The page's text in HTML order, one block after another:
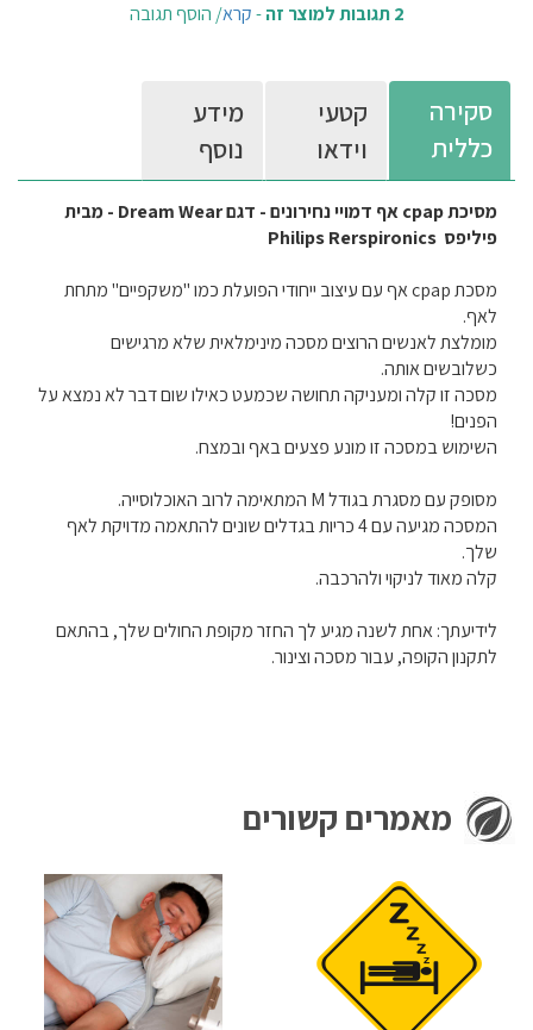
2 תגובות למוצר זה -קרא/ הוסף תגובה
סקירה
כללית
קטעי
וידאו
מידע
נוסף
מסיכת cpap אף דמויי נחירונים - דגם Dream Wear - מבית
פיליפס Philips Rerspironics
מסכת cpap אף עם עיצוב ייחודי הפועלת כמו "משקפיים" מתחת
לאף.
מומלצת לאנשים הרוצים מסכה מינימלאית שלא מרגישים
כשלובשים אותה.
מסכה זו קלה ומעניקה תחושה שכמעט כאילו שום דבר לא נמצא על
הפנים!
השימוש במסכה זו מונע פצעים באף ובמצח.
מסופק עם מסגרת בגודל M המתאימה לרוב האוכלוסייה.
המסכה מגיעה עם 4 כריות בגדלים שונים להתאמה מדויקת לאף
שלך.
קלה מאוד לניקוי ולהרכבה.
לידיעתך: אחת לשנה מגיע לך החזר מקופת החולים שלך, בהתאם
לתקנון הקופה, עבור מסכה וצינור.
מאמרים קשורים